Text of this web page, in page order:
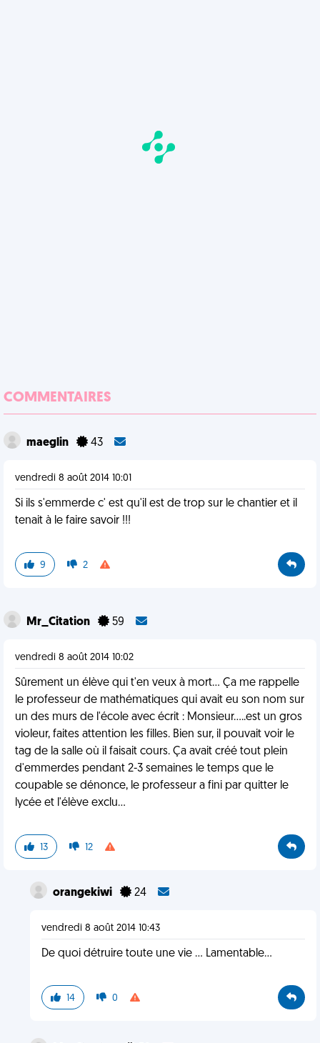
COMMENTAIRES
maeglin 43
vendredi 8 août 2014 10:01
Si ils s'emmerde c' est qu'il est de trop sur le chantier et il
tenait à le faire savoir !!!
9 2
Mr_Citation 59
vendredi 8 août 2014 10:02
Sûrement un élève qui t'en veux à mort... Ça me rappelle
le professeur de mathématiques qui avait eu son nom sur
un des murs de l'école avec écrit : Monsieur.....est un gros
violeur, faites attention les filles. Bien sur, il pouvait voir le
tag de la salle où il faisait cours. Ça avait créé tout plein
d'emmerdes pendant 2-3 semaines le temps que le
coupable se dénonce, le professeur a fini par quitter le
lycée et l'élève exclu...
13 12
orangekiwi 24
vendredi 8 août 2014 10:43
De quoi détruire toute une vie ... Lamentable...
14 0